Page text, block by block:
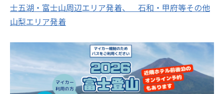
士五湖・富士山周辺エリア発着、 石和・甲府等その他
山梨エリア発着